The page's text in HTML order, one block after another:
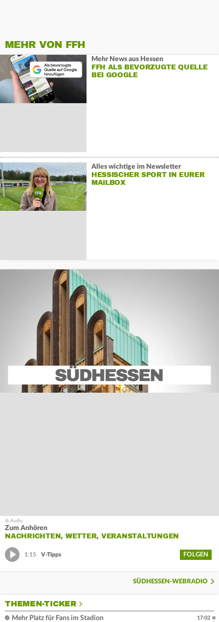
MEHR VON FFH
Mehr News aus Hessen
FFH ALS BEVORZUGTE QUELLE
BEI GOOGLE
Alles wichtige im Newsletter
HESSISCHER SPORT IN EURER
MAILBOX
Zum Anhören
NACHRICHTEN, WETTER, VERANSTALTUNGEN
1:15 V-Tipps FOLGEN
SÜDHESSEN-WEBRADIO
THEMEN-TICKER
Mehr Platz für Fans im Stadion
17:02